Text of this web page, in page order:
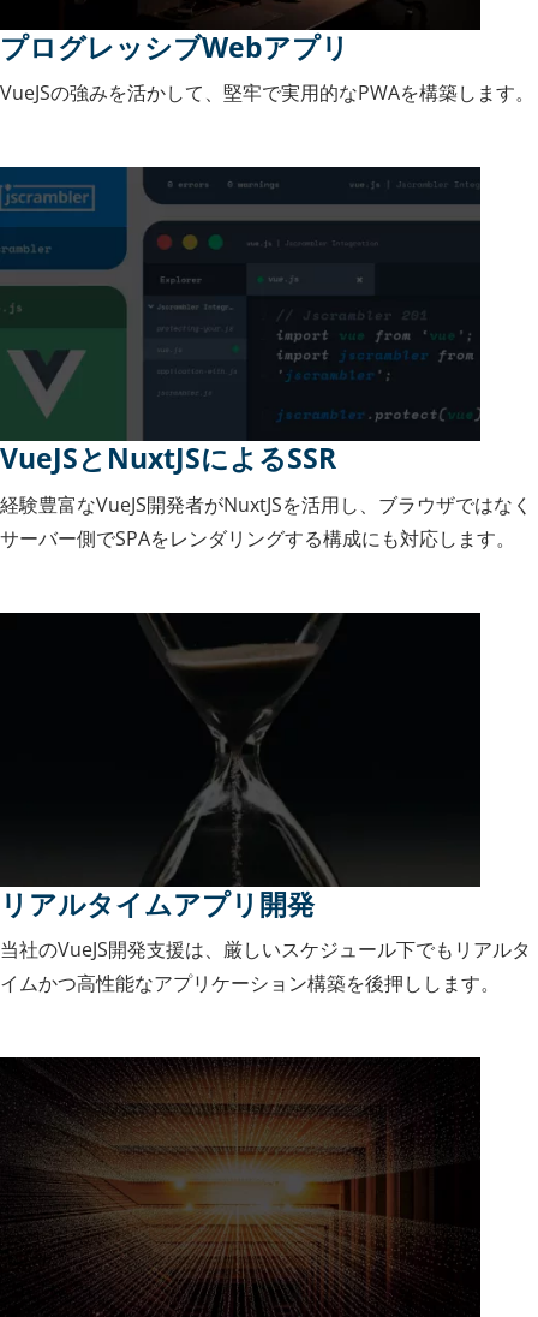
プログレッシブWebアプリ
VueJSの強みを活かして、堅牢で実用的なPWAを構築します。
VueJSとNuxtJSによるSSR
経験豊富なVueJS開発者がNuxtJSを活用し、ブラウザではなく
サーバー側でSPAをレンダリングする構成にも対応します。
リアルタイムアプリ開発
当社のVueJS開発支援は、厳しいスケジュール下でもリアルタ
イムかつ高性能なアプリケーション構築を後押しします。